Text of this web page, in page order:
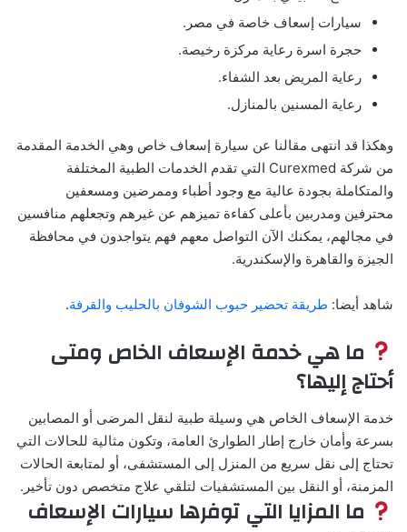
سيارات إسعاف خاصة في مصر.
حجرة اسرة رعاية مركزة رخيصة.
رعاية المريض بعد الشفاء.
رعاية المسنين بالمنازل.
وهكذا قد انتهى مقالنا عن سيارة إسعاف خاص وهي الخدمة المقدمة
من شركة Curexmed التي تقدم الخدمات الطبية المختلفة
والمتكاملة بجودة عالية مع وجود أطباء وممرضين ومسعفين
محترفين ومدربين بأعلى كفاءة تميزهم عن غيرهم وتجعلهم منافسين
في مجالهم، يمكنك الآن التواصل معهم فهم يتواجدون في محافظة
الجيزة والقاهرة والإسكندرية.
شاهد أيضا: طريقة تحضير حبوب الشوفان بالحليب والقرفة.
ما هي خدمة الإسعاف الخاص ومتى
أحتاج إليها؟
خدمة الإسعاف الخاص هي وسيلة طبية لنقل المرضى أو المصابين
بسرعة وأمان خارج إطار الطوارئ العامة، وتكون مثالية للحالات التي
تحتاج إلى نقل سريع من المنزل إلى المستشفى، أو لمتابعة الحالات
المزمنة، أو النقل بين المستشفيات لتلقي علاج متخصص دون تأخير.
ما المزايا التي توفرها سيارات الإسعاف